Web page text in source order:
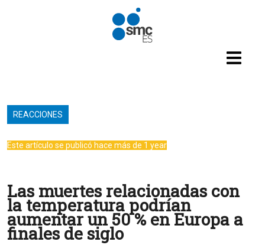
Pasar al contenido principal
REACCIONES
Este artículo se publicó hace más de 1 year
Las muertes relacionadas con
la temperatura podrían
aumentar un 50 % en Europa a
finales de siglo